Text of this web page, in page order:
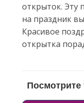
открыток. Эту
на праздник
Красивое
открытка
Посмотрите